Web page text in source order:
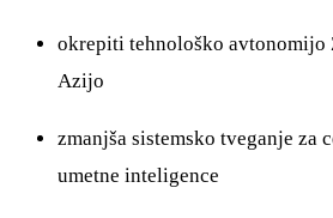
okrepiti tehnološko avtonomijo
Azijo
zmanjša sistemsko tveganje za
umetne inteligence